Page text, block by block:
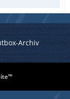
Archiv